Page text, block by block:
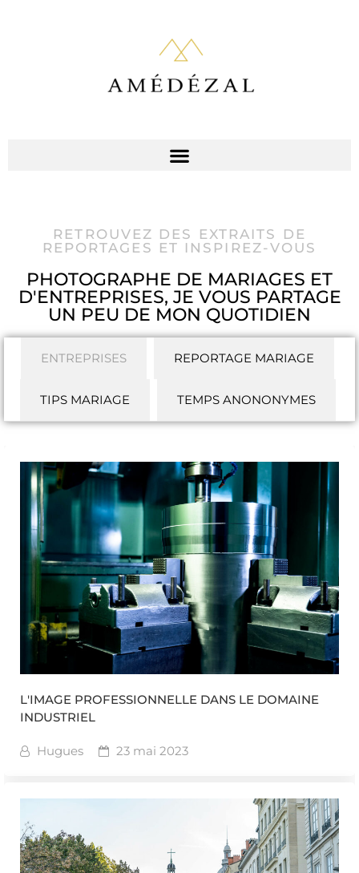
RETROUVEZ DES EXTRAITS DE
REPORTAGES ET INSPIREZ-VOUS
PHOTOGRAPHE DE MARIAGES ET
D'ENTREPRISES, JE VOUS PARTAGE
UN PEU DE MON QUOTIDIEN
ENTREPRISES REPORTAGE MARIAGE
TIPS MARIAGE TEMPS ANONONYMES
L'IMAGE PROFESSIONNELLE DANS LE DOMAINE
INDUSTRIEL
Hugues 23 mai 2023